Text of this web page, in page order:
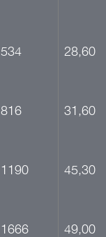
534 28,60
816 31,60
1190 45,30
1666 49,00